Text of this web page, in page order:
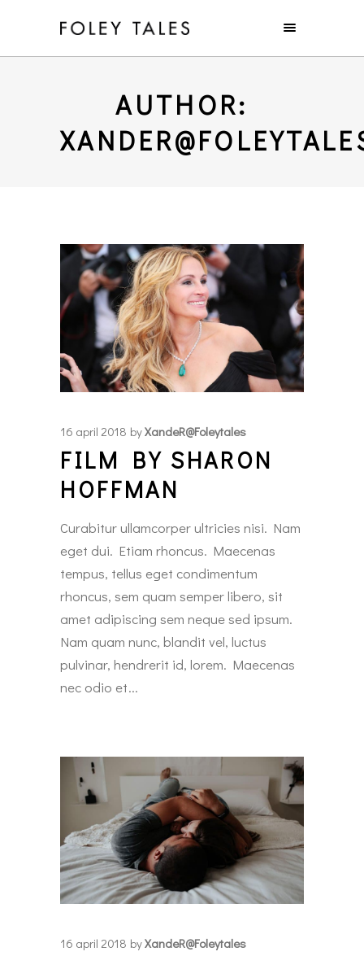
AUTHOR:
16 april 2018 byXandeR@foleytales
FILM BY SHARON
HOFFMAN
Curabitur ullamcorper ultricies nisi. Nam
eget dui. Etiam rhoncus. Maecenas
tempus, tellus eget condimentum
rhoncus, sem quam semper libero, sit
amet adipiscing sem neque sed ipsum.
Nam quam nunc, blandit vel, luctus
pulvinar, hendrerit id, lorem. Maecenas
nec odio et
16 april 2018 byXandeR@foleytales